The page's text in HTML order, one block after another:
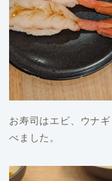
お寿司はエビ、ウナ
べました。